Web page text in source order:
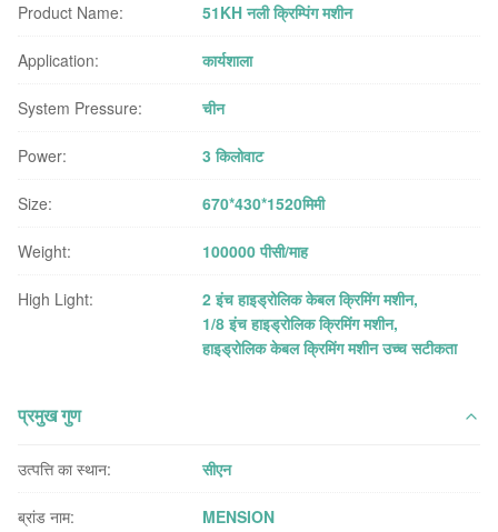
Product Name: 51KH नली क्रिम्पिंग मशीन
Application: कार्यशाला
System Pressure: चीन
Power: 3 किलोवाट
Size: 670*430*1520मिमी
Weight: 100000 पीसी/माह
High Light: 2 इंच हाइड्रोलिक केबल क्रिमिंग मशीन,
1/8 इंच हाइड्रोलिक क्रिमिंग मशीन,
हाइड्रोलिक केबल क्रिमिंग मशीन उच्च सटीकता
प्रमुख गुण
उत्पत्ति का स्थान: सीएन
ब्रांड नाम: MENSION